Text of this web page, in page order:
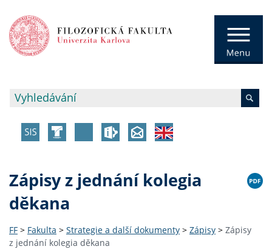
Zápisy z jednání kolegia
děkana
FF > Fakulta > Strategie a další dokumenty > Zápisy > Zápisy
z jednání kolegia děkana